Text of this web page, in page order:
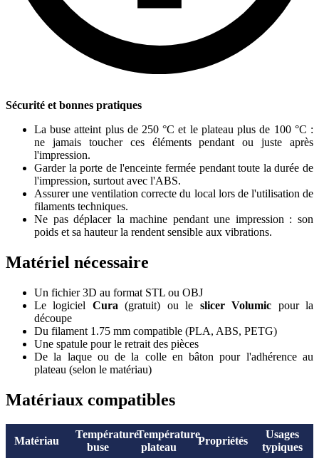
Sécurité et bonnes pratiques
La buse atteint plus de 250 °C et le plateau plus de 100 °C :
ne jamais toucher ces éléments pendant ou juste après
l'impression.
Garder la porte de l'enceinte fermée pendant toute la durée de
l'impression, surtout avec l'ABS.
Assurer une ventilation correcte du local lors de l'utilisation de
filaments techniques.
Ne pas déplacer la machine pendant une impression : son
poids et sa hauteur la rendent sensible aux vibrations.
Matériel nécessaire
Un fichier 3D au format STL ou OBJ
Le logiciel Cura (gratuit) ou le slicer Volumic pour la
découpe
Du filament 1.75 mm compatible (PLA, ABS, PETG)
Une spatule pour le retrait des pièces
De la laque ou de la colle en bâton pour l'adhérence au
plateau (selon le matériau)
Matériaux compatibles
Matériau
Température
buse
Température
plateau
Propriétés
Usages
typiques